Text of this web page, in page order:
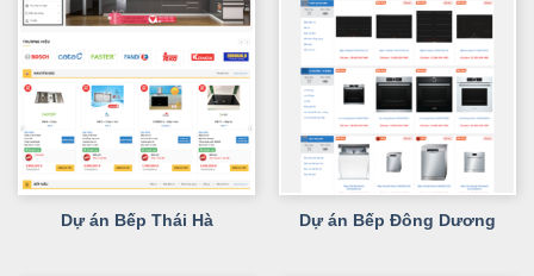
Dự án Bếp Thái Hà Dự án Bếp Đông Dương